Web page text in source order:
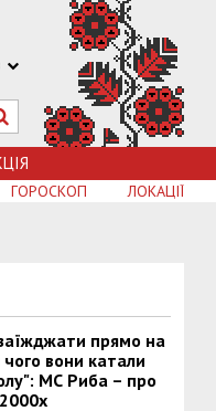
ЛОКАЦІЇ
ГОРОСКОП
прямо на
чого вони катали
МС Риба – про